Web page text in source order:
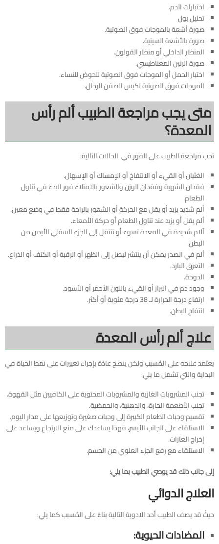
اختبارات الدم.
تحليل بول
صورة أشعة بالموجات فوق الصوتية.
صورة بالأشعة السينية.
المنظار الداخلي أو منظار القولون.
صورة الرنين المغناطيسي.
اختبار الحمل أو الموجات فوق الصوتية للحوض للنساء.
الموجات فوق الصوتية لكيس الصفن للرجال.
متى يجب مراجعة الطبيب ألم رأس
المعدة؟
تجب مراجعة الطبيب على الفور في الحالات التالية:
الغثيان أو القيء أو الانتفاخ أو الإمساك أو الإسهال.
فقدان الشهية وفقدان الوزن والشعور بالامتلاء فور البدء في تناول
الطعام.
ألم شديد يزيد أو يقل مع الحركة أو الشعور بالراحة فقط في وضع معين.
ألم يقل أو يزيد عند تناول الطعام أو حركة الأمعاء.
آلام شديدة في المعدة تسوء أو تنتقل إلى الجزء السفلي الأيمن من
البطن.
ألم في الصدر يمكن أن ينتشر ليصل إلى الظهر أو الرقبة أو الكتف أو الذراع.
التعرق البارد.
الدوخة.
وجود دم في البراز أو القيء باللون الأحمر أو الأسود.
ارتفاع درجة الحرارة لـ 38 درجة مئوية أو أكثر.
انتفاخ البطن.
علاج ألم رأس المعدة
يعتمد علاجه على المُسبب ولكن ينصح عادًة بإجراء تغييرات على نمط الحياة في
البداية والتي تشمل ما يلي:
تجنب المشروبات الغازية والمشروبات المحتوية على الكافيين مثل القهوة.
تجنب الأطعمة الحارة، والدهنية، والحمضية.
تقسيم وجبات الطعام الكبيرة إلى وجبات صغيرة وتوزيعها على مدار اليوم.
الاستلقاء على الجانب الأيسر، فهذا يساعدك على منع الارتجاع ويساعد على
إخراج الغازات.
الاستلقاء مع رفع الجزء العلوي من الجسم.
إلى جانب ذلك قد يوصي الطبيب بما يلي:
العلاج الدوائي
حيثُ قد يصف الطبيب أحد الادوية التالية بناءً على المُسبب كما يلي:
المضادات الحيوية: